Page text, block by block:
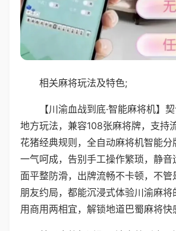
相关麻将玩法及特色;
【川渝血战到底·智能麻将机】
地方玩法，兼容108张麻将牌，支持
花猪经典规则，全自动麻将机智能
一气呵成，告别手工操作繁琐，静音
面平整防滑，出牌流畅不卡顿，不管
朋友约局，都能沉浸式体验川渝麻将
用商用两相宜，解锁地道巴蜀麻将快